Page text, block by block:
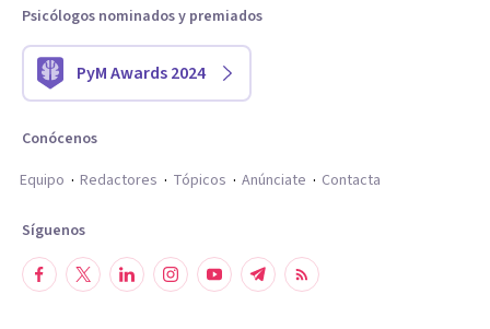
Psicólogos nominados y premiados
PyM Awards 2024
Conócenos
Equipo
Redactores Tópicos Anúnciate Contacta
Síguenos